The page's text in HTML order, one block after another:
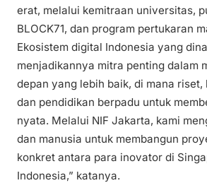
erat, melalui kemitraan universitas,
BLOCK71, dan program pertukaran
Ekosistem digital Indonesia yang
menjadikannya mitra penting dalam
depan yang lebih baik, di mana riset,
dan pendidikan berpadu untuk
nyata. Melalui NIF Jakarta, kami
dan manusia untuk membangun
konkret antara para inovator di
Indonesia,” katanya.